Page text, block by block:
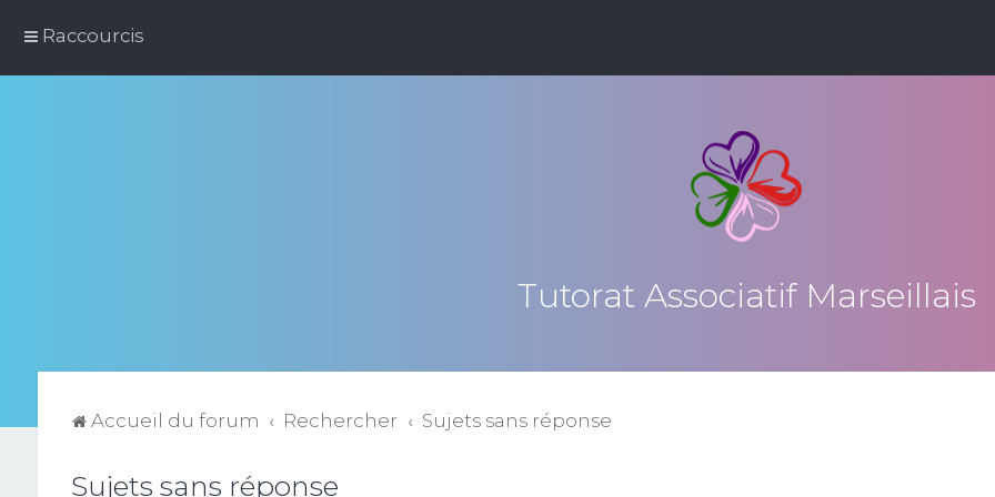
Raccourcis
Tutorat Associatif Marseillais
Accueil du forum Rechercher Sujets sans réponse
Sujets sans réponse